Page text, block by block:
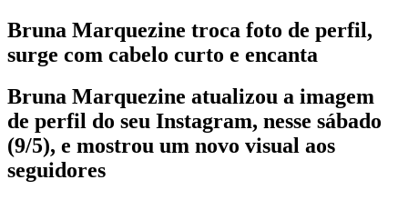
Bruna Marquezine troca foto de perfil,
surge com cabelo curto e encanta
Bruna Marquezine atualizou a imagem
de perfil do seu Instagram, nesse sábado
(9/5), e mostrou um novo visual aos
seguidores